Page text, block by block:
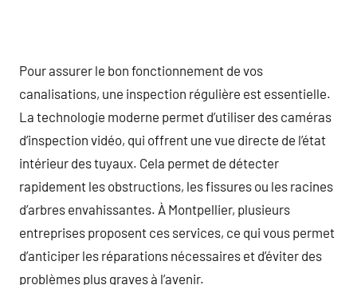
Pour assurer le bon fonctionnement de vos
canalisations, une inspection régulière est essentielle.
La technologie moderne permet d’utiliser des caméras
d’inspection vidéo, qui offrent une vue directe de l’état
intérieur des tuyaux. Cela permet de détecter
rapidement les obstructions, les fissures ou les racines
d’arbres envahissantes. À Montpellier, plusieurs
entreprises proposent ces services, ce qui vous permet
d’anticiper les réparations nécessaires et d’éviter des
problèmes plus graves à l’avenir.